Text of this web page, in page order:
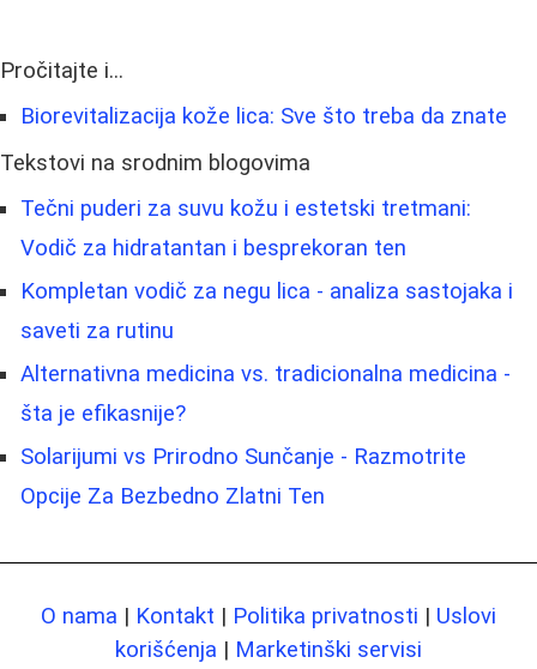
Pročitajte i...
Biorevitalizacija kože lica: Sve što treba da znate
Tekstovi na srodnim blogovima
Tečni puderi za suvu kožu i estetski tretmani:
Vodič za hidratantan i besprekoran ten
Kompletan vodič za negu lica - analiza sastojaka i
saveti za rutinu
Alternativna medicina vs. tradicionalna medicina -
šta je efikasnije?
Solarijumi vs Prirodno Sunčanje - Razmotrite
Opcije Za Bezbedno Zlatni Ten
O nama | Kontakt | Politika privatnosti | Uslovi
korišćenja | Marketinški servisi